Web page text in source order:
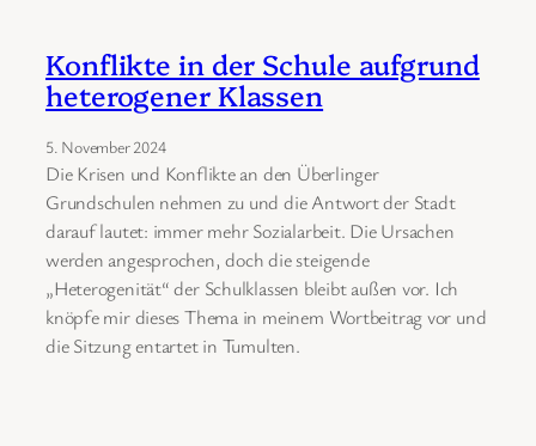
Konflikte in der Schule aufgrund
heterogener Klassen
5. November 2024
Die Krisen und Konflikte an den Überlinger
Grundschulen nehmen zu und die Antwort der Stadt
darauf lautet: immer mehr Sozialarbeit. Die Ursachen
werden angesprochen, doch die steigende
„Heterogenität“ der Schulklassen bleibt außen vor. Ich
knöpfe mir dieses Thema in meinem Wortbeitrag vor und
die Sitzung entartet in Tumulten.